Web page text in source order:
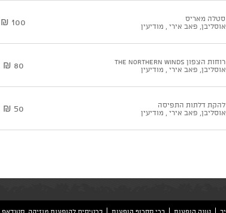
סטלה מאריס
אוסליבן, פאב אירי , מודיעין 100 ₪
רוחות הצפון The Northern Winds
אוסליבן, פאב אירי , מודיעין 80 ₪
להקת דלתות התפיסה
אוסליבן, פאב אירי , מודיעין 50 ₪
טונה הופעות ברי סחרוף הופעות כרטיסים להופעות מוזיקה,